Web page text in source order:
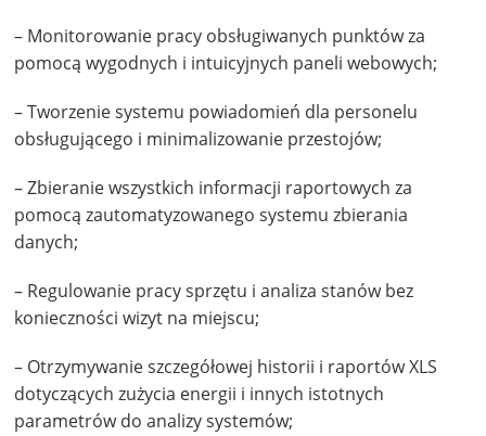
– Monitorowanie pracy obsługiwanych punktów za
pomocą wygodnych i intuicyjnych paneli webowych;
– Tworzenie systemu powiadomień dla personelu
obsługującego i minimalizowanie przestojów;
– Zbieranie wszystkich informacji raportowych za
pomocą zautomatyzowanego systemu zbierania
danych;
– Regulowanie pracy sprzętu i analiza stanów bez
konieczności wizyt na miejscu;
– Otrzymywanie szczegółowej historii i raportów XLS
dotyczących zużycia energii i innych istotnych
parametrów do analizy systemów;